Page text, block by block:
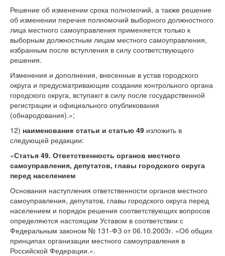
Решение об изменении срока полномочий, а также решение
об изменении перечня полномочий выборного должностного
лица местного самоуправления применяется только к
выборным должностным лицам местного самоуправления,
избранным после вступления в силу соответствующего
решения.
Изменения и дополнения, внесенные в устав городского
округа и предусматривающие создание контрольного органа
городского округа, вступают в силу после государственной
регистрации и официального опубликования
(обнародования).»;
12) наименование статьи и статью 49 изложить в
следующей редакции:
«Статья 49. Ответственность органов местного
самоуправления, депутатов, главы городского округа
перед населением
Основания наступления ответственности органов местного
самоуправления, депутатов, главы городского округа перед
населением и порядок решения соответствующих вопросов
определяются настоящим Уставом в соответствии с
Федеральным законом № 131-ФЗ от 06.10.2003г. «Об общих
принципах организации местного самоуправления в
Российской Федерации.».